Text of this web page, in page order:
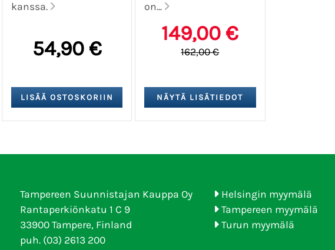
kanssa.
54,90 €
on...
149,00 €
162,00 €
Tampereen Suunnistajan Kauppa Oy
Rantaperkiönkatu 1 C 9
33900 Tampere, Finland
puh. (03) 2613 200
Helsingin myymälä
Tampereen myymälä
Turun myymälä